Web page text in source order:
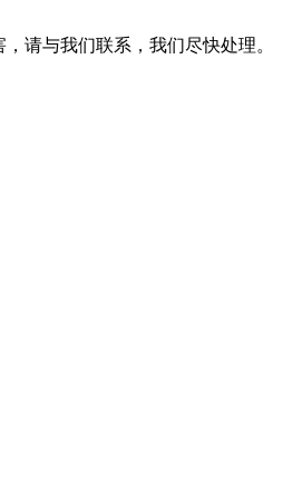
请与我们联系，我们尽快处理。